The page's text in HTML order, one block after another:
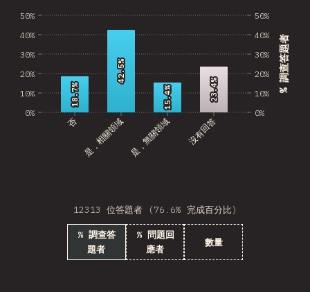
Kuwait
Uganda
Myanmar
GIB
Tajikistan
Trinidad and Tobago
New Caledonia
0%
10%
20%
30%
40%
50%
% 調查答題者
否 是，相關領域 是，無關領域 沒有回答
0%
10%
20%
30%
40%
50%
18.7%
18.7%
42.5%
42.5%
15.4%
15.4% 23.4%
23.4%
12313 位答題者 (76.6% 完成百分比)
% 調查答
題者
% 問題回
應者
數量